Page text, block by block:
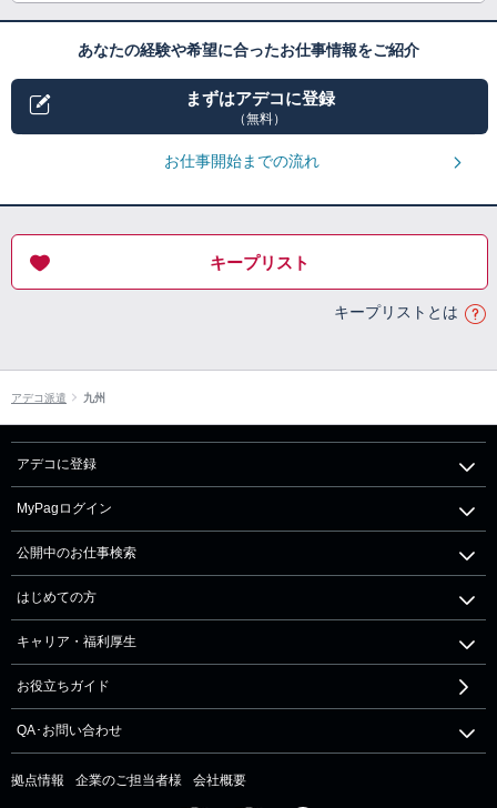
あなたの経験や希望に合ったお仕事情報をご紹介
まずはアデコに登録
（無料）
お仕事開始までの流れ
キープリスト
キープリストとは
アデコ派遣 九州
アデコに登録
MyPagログイン
公開中のお仕事検索
はじめての方
キャリア・福利厚生
お役立ちガイド
QA･お問い合わせ
拠点情報 企業のご担当者様 会社概要